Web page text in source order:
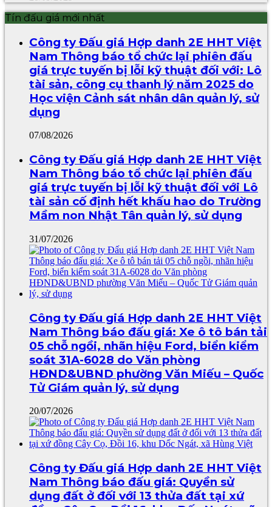
Tín đấu giá mới nhất
Công ty Đấu giá Hợp danh 2E HHT Việt
Nam Thông báo tổ chức lại phiên đấu
giá trực tuyến bị lỗi kỹ thuật đối với: Lô
tài sản, công cụ thanh lý năm 2025 do
Học viện Cảnh sát nhân dân quản lý, sử
dụng
07/08/2026
Công ty Đấu giá Hợp danh 2E HHT Việt
Nam Thông báo tổ chức lại phiên đấu
giá trực tuyến bị lỗi kỹ thuật đối với Lô
tài sản cố định hết khấu hao do Trường
Mầm non Nhật Tân quản lý, sử dụng
31/07/2026
Công ty Đấu giá Hợp danh 2E HHT Việt
Nam Thông báo đấu giá: Xe ô tô bán tải
05 chỗ ngồi, nhãn hiệu Ford, biển kiểm
soát 31A-6028 do Văn phòng
HĐND&UBND phường Văn Miếu – Quốc
Tử Giám quản lý, sử dụng
20/07/2026
Công ty Đấu giá Hợp danh 2E HHT Việt
Nam Thông báo đấu giá: Quyền sử
dụng đất ở đối với 13 thửa đất tại xứ